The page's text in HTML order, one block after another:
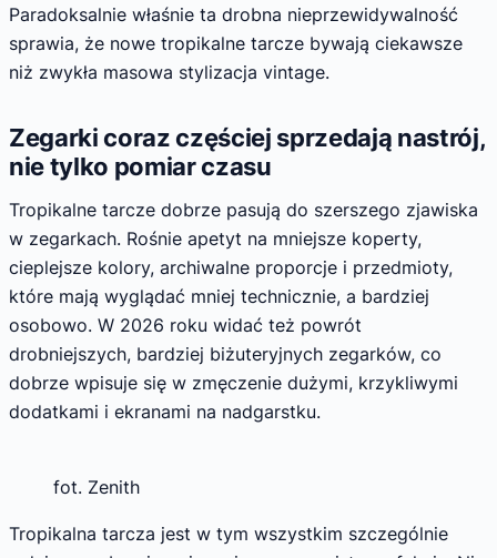
Paradoksalnie właśnie ta drobna nieprzewidywalność
sprawia, że nowe tropikalne tarcze bywają ciekawsze
niż zwykła masowa stylizacja vintage.
Zegarki coraz częściej sprzedają nastrój,
nie tylko pomiar czasu
Tropikalne tarcze dobrze pasują do szerszego zjawiska
w zegarkach. Rośnie apetyt na mniejsze koperty,
cieplejsze kolory, archiwalne proporcje i przedmioty,
które mają wyglądać mniej technicznie, a bardziej
osobowo. W 2026 roku widać też powrót
drobniejszych, bardziej biżuteryjnych zegarków, co
dobrze wpisuje się w zmęczenie dużymi, krzykliwymi
dodatkami i ekranami na nadgarstku.
fot. Zenith
Tropikalna tarcza jest w tym wszystkim szczególnie